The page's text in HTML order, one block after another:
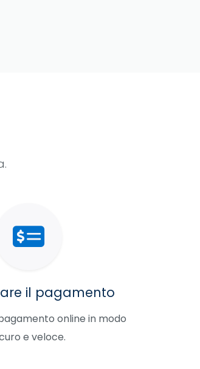
il pagamento
online in modo
e veloce.